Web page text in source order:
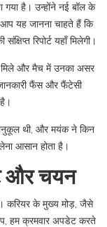
है। उन्होंने नई बॉल के
यह जानना चाहते हैं कि
रिपोर्ट यहाँ मिलेगी।
मिले और मैच में उनका असर
फैंस और फैंटेसी
थी, और मयंक ने किन
आसान होता है।
और चयन
करियर के मुख्य मोड़, जैसे
हम क्रमवार अपडेट करते